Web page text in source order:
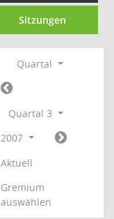
Sitzungen
Quartal
Quartal 3
2007
Aktuell
Gremium
auswählen